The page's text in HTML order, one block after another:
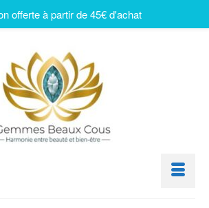
offerte à partir de 45€ d'achat